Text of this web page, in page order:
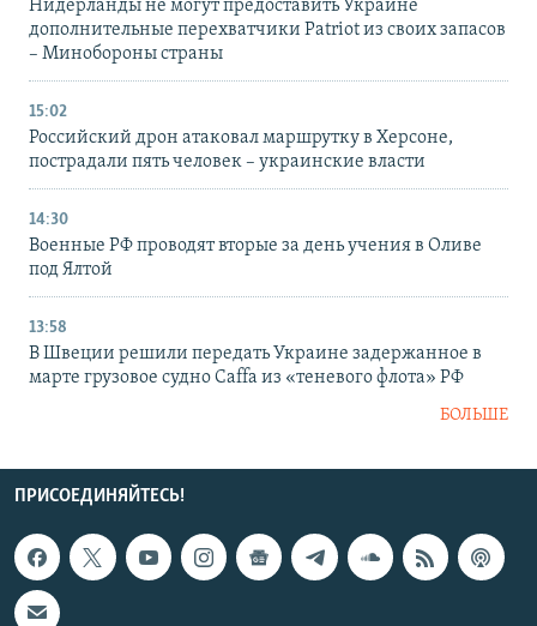
Нидерланды не могут предоставить Украине
дополнительные перехватчики Patriot из своих запасов
– Минобороны страны
15:02
Российский дрон атаковал маршрутку в Херсоне,
пострадали пять человек – украинские власти
14:30
Военные РФ проводят вторые за день учения в Оливе
под Ялтой
13:58
В Швеции решили передать Украине задержанное в
марте грузовое судно Caffa из «теневого флота» РФ
БОЛЬШЕ
ПРИСОЕДИНЯЙТЕСЬ!